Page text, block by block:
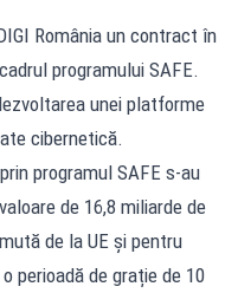
România un contract în
programului SAFE.
unei platforme
cibernetică.
programul SAFE s-au
de 16,8 miliarde de
de la UE și pentru
perioadă de grație de 10